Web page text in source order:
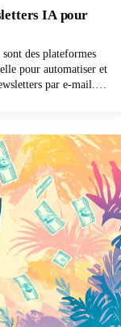
IA pour
des plateformes
pour automatiser et
par e-mail.
humaine !